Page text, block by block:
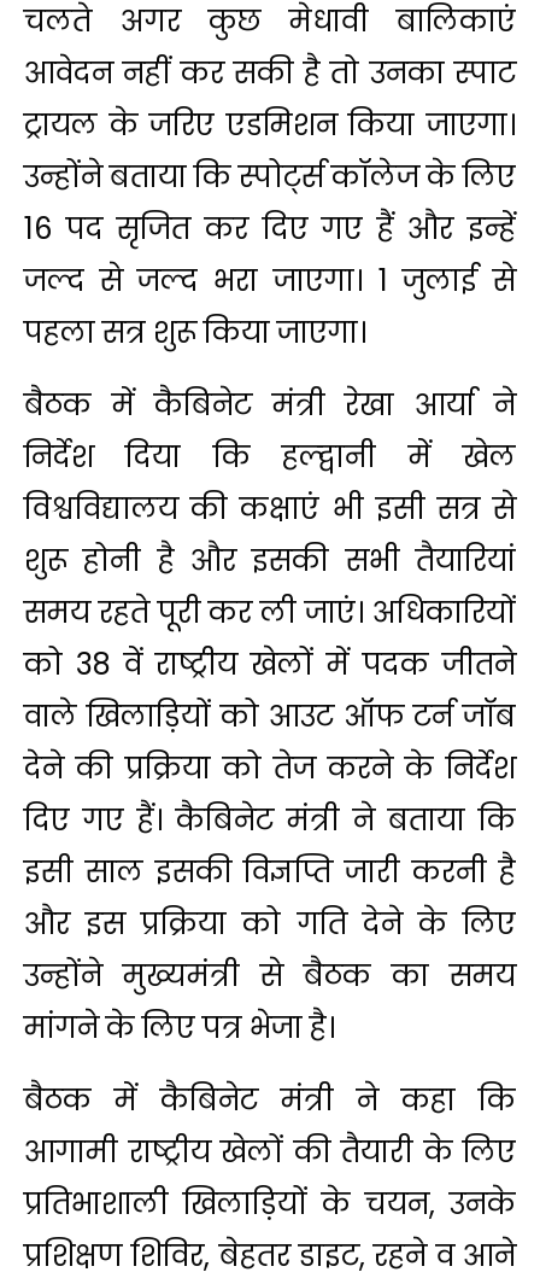
चलते अगर कुछ मेधावी बालिकाएं
आवेदन नहीं कर सकी है तो उनका स्पाट
ट्रायल के जरिए एडमिशन किया जाएगा।
उन्होंने बताया कि स्पोर्ट्स कॉलेज के लिए
16 पद सृजित कर दिए गए हैं और इन्हें
जल्द से जल्द भरा जाएगा। 1 जुलाई से
पहला सत्र शुरू किया जाएगा।
बैठक में कैबिनेट मंत्री रेखा आर्या ने
निर्देश दिया कि हल्द्वानी में खेल
विश्वविद्यालय की कक्षाएं भी इसी सत्र से
शुरू होनी है और इसकी सभी तैयारियां
समय रहते पूरी कर ली जाएं। अधिकारियों
को 38 वें राष्ट्रीय खेलों में पदक जीतने
वाले खिलाड़ियों को आउट ऑफ टर्न जॉब
देने की प्रक्रिया को तेज करने के निर्देश
दिए गए हैं। कैबिनेट मंत्री ने बताया कि
इसी साल इसकी विज्ञप्ति जारी करनी है
और इस प्रक्रिया को गति देने के लिए
उन्होंने मुख्यमंत्री से बैठक का समय
मांगने के लिए पत्र भेजा है।
बैठक में कैबिनेट मंत्री ने कहा कि
आगामी राष्ट्रीय खेलों की तैयारी के लिए
प्रतिभाशाली खिलाड़ियों के चयन, उनके
प्रशिक्षण शिविर, बेहतर डाइट, रहने व आने